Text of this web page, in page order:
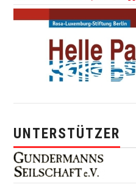
UNTERSTÜTZER